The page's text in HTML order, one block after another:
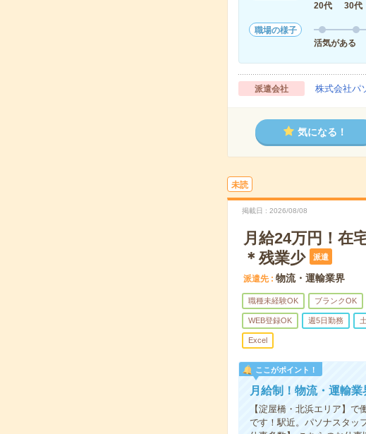
20代
30代
職場の様子
活気がある
派遣会社 株式会社パ
気になる！
未読
掲載日 2026/08/08
月給24万円！在
＊残業少
派遣
派遣先 物流・運輸業界
職種未経験OK ブランクOK
WEB登録OK 週5日勤務
Excel
ここがポイント！
月給制！物流・運輸
【淀屋橋・北浜エリア】
です！駅近。パソナスタッ